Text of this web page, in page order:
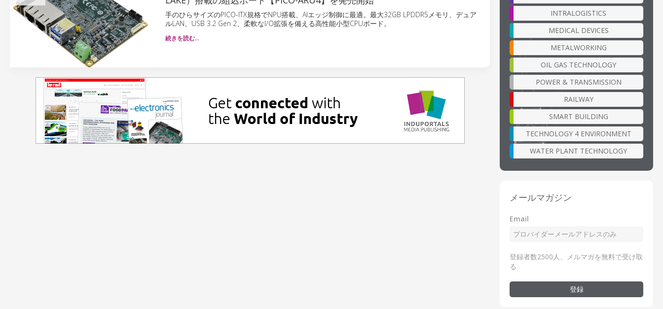
手のひらサイズのPICO-ITX規格でNPU搭載、AIエッジ制御に最適。最大32GB LPDDR5メモリ、デュア
ルLAN、USB 3.2 Gen 2、柔軟なI/O拡張を備える高性能小型CPUボード。
続きを読む…
INTRALOGISTICS
MEDICAL DEVICES
METALWORKING
OIL GAS TECHNOLOGY
POWER & TRANSMISSION
RAILWAY
SMART BUILDING
TECHNOLOGY 4 ENVIRONMENT
WATER PLANT TECHNOLOGY
メールマガジン
Email
登録者数2500人、メルマガを無料で受け取
る
登録